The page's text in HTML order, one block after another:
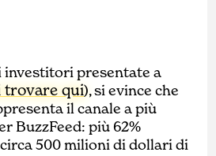
investitori presentate a
trovare qui), si evince che
il canale a più
BuzzFeed: più 62%
500 milioni di dollari di